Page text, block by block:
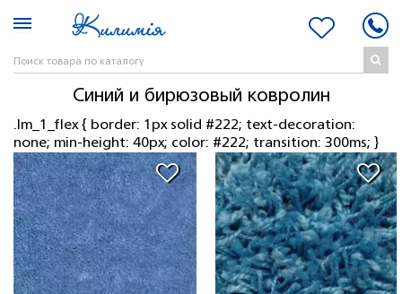
Синий и бирюзовый ковролин
.lm_1_flex { border: 1px solid #222; text-decoration:
none; min-height: 40px; color: #222; transition: 300ms; }